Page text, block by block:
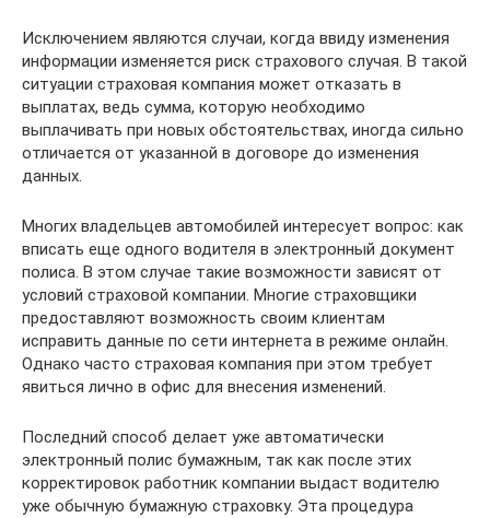
Исключением являются случаи, когда ввиду изменения
информации изменяется риск страхового случая. В такой
ситуации страховая компания может отказать в
выплатах, ведь сумма, которую необходимо
выплачивать при новых обстоятельствах, иногда сильно
отличается от указанной в договоре до изменения
данных.
Многих владельцев автомобилей интересует вопрос: как
вписать еще одного водителя в электронный документ
полиса. В этом случае такие возможности зависят от
условий страховой компании. Многие страховщики
предоставляют возможность своим клиентам
исправить данные по сети интернета в режиме онлайн.
Однако часто страховая компания при этом требует
явиться лично в офис для внесения изменений.
Последний способ делает уже автоматически
электронный полис бумажным, так как после этих
корректировок работник компании выдаст водителю
уже обычную бумажную страховку. Эта процедура